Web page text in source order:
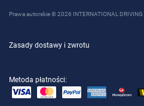
Prawa autorskie © 2026 INTERNATIONAL
Zasady dostawy i zwrotu
Metoda płatności: